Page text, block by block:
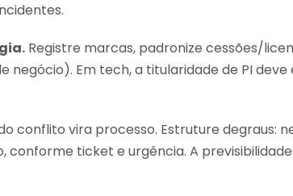
Registre marcas, padronize cessões/
negócio). Em tech, a titularidade de PI
conflito vira processo. Estruture degraus:
ticket e urgência. A